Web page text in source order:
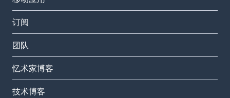
订阅
团队
忆术家博客
技术博客